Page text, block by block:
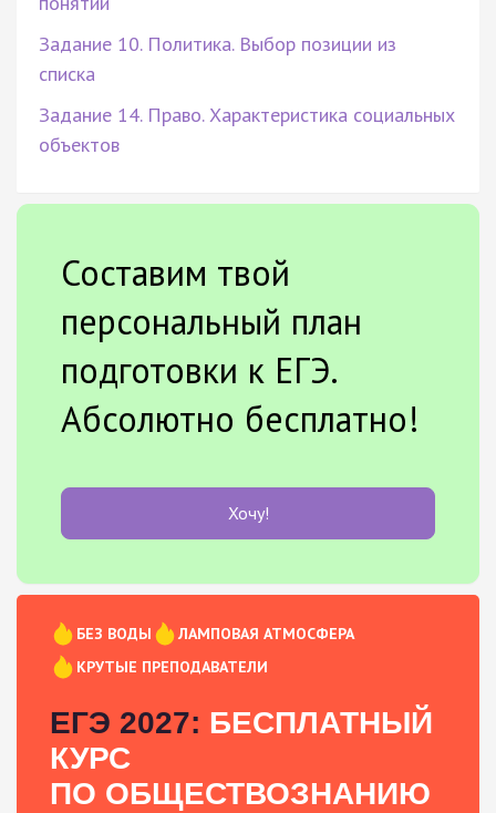
Задание 10. Политика. Выбор позиции из
списка
Задание 14. Право. Характеристика социальных
объектов
Составим твой
персональный план
подготовки к ЕГЭ.
Абсолютно бесплатно!
Хочу!
БЕЗ ВОДЫ
ЛАМПОВАЯ АТМОСФЕРА
КРУТЫЕ ПРЕПОДАВАТЕЛИ
ЕГЭ 2027: БЕСПЛАТНЫЙ
КУРС
ПО ОБЩЕСТВОЗНАНИЮ